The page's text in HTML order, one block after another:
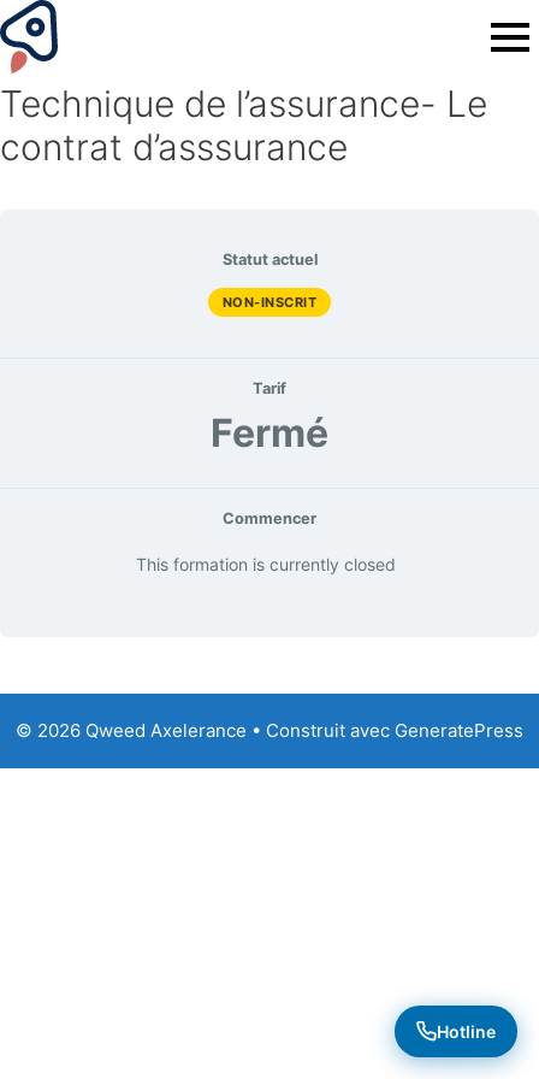
Technique de l’assurance- Le
contrat d’asssurance
Statut actuel
NON-INSCRIT
Tarif
Fermé
Commencer
This formation is currently closed
© 2026 Qweed Axelerance • Construit avec GeneratePress
Hotline